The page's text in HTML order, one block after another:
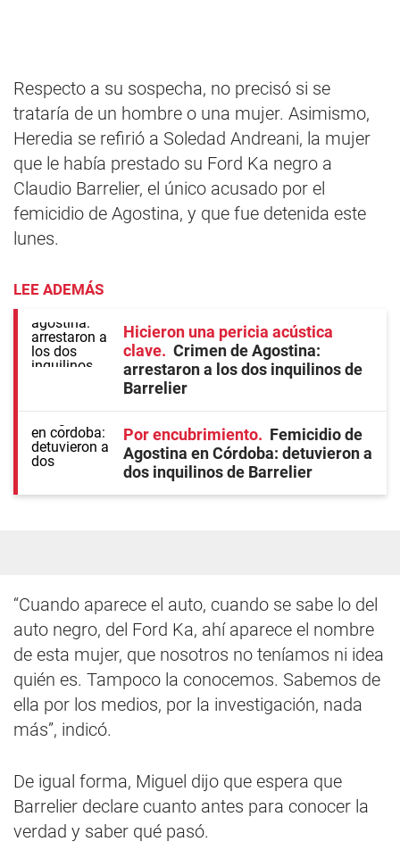
Respecto a su sospecha, no precisó si se
trataría de un hombre o una mujer. Asimismo,
Heredia se refirió a Soledad Andreani, la mujer
que le había prestado su Ford Ka negro a
Claudio Barrelier, el único acusado por el
femicidio de Agostina, y que fue detenida este
lunes.
LEE ADEMÁS
Hicieron una pericia acústica
clave
Crimen de Agostina:
arrestaron a los dos inquilinos de
Barrelier
Por encubrimiento
Femicidio de
Agostina en Córdoba: detuvieron a
dos inquilinos de Barrelier
“Cuando aparece el auto, cuando se sabe lo del
auto negro, del Ford Ka, ahí aparece el nombre
de esta mujer, que nosotros no teníamos ni idea
quién es. Tampoco la conocemos. Sabemos de
ella por los medios, por la investigación, nada
más”, indicó.
De igual forma, Miguel dijo que espera que
Barrelier declare cuanto antes para conocer la
verdad y saber qué pasó.